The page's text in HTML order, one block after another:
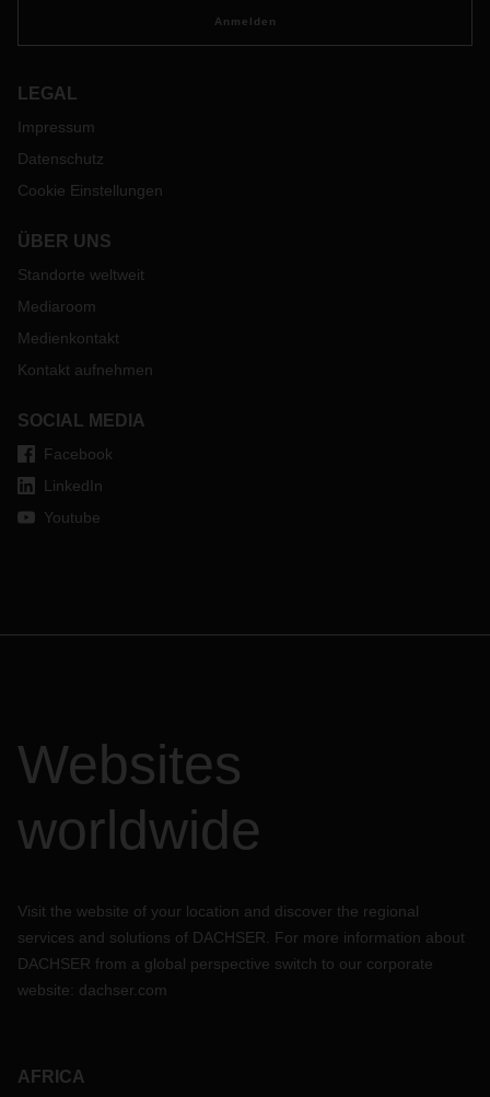
Anmelden
LEGAL
Impressum
Datenschutz
Cookie Einstellungen
ÜBER UNS
Standorte weltweit
Mediaroom
Medienkontakt
Kontakt aufnehmen
SOCIAL MEDIA
Facebook
LinkedIn
Youtube
Websites
worldwide
Visit the website of your location and discover the regional
services and solutions of DACHSER. For more information about
DACHSER from a global perspective switch to our corporate
website: dachser.com
AFRICA